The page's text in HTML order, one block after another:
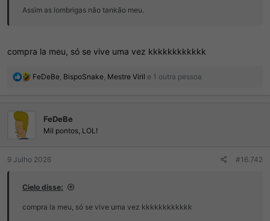
Assim as lombrigas não tankão meu.
compra la meu, só se vive uma vez kkkkkkkkkkkk
R
FeDeBe, BispoSnake, Mestre Viril e 1 outra pessoa
FeDeBe
Mil pontos, LOL!
9 Julho 2026 #16.742
Cielo disse:
compra la meu, só se vive uma vez kkkkkkkkkkkk